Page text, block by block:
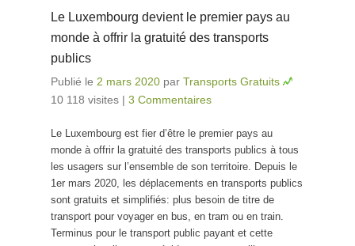
Le Luxembourg devient le premier pays au
monde à offrir la gratuité des transports
publics
Publié le 2 mars 2020 par Transports Gratuits
10 118 visites | 3 Commentaires
Le Luxembourg est fier d’être le premier pays au
monde à offrir la gratuité des transports publics à tous
les usagers sur l’ensemble de son territoire. Depuis le
1er mars 2020, les déplacements en transports publics
sont gratuits et simplifiés: plus besoin de titre de
transport pour voyager en bus, en tram ou en train.
Terminus pour le transport public payant et cette